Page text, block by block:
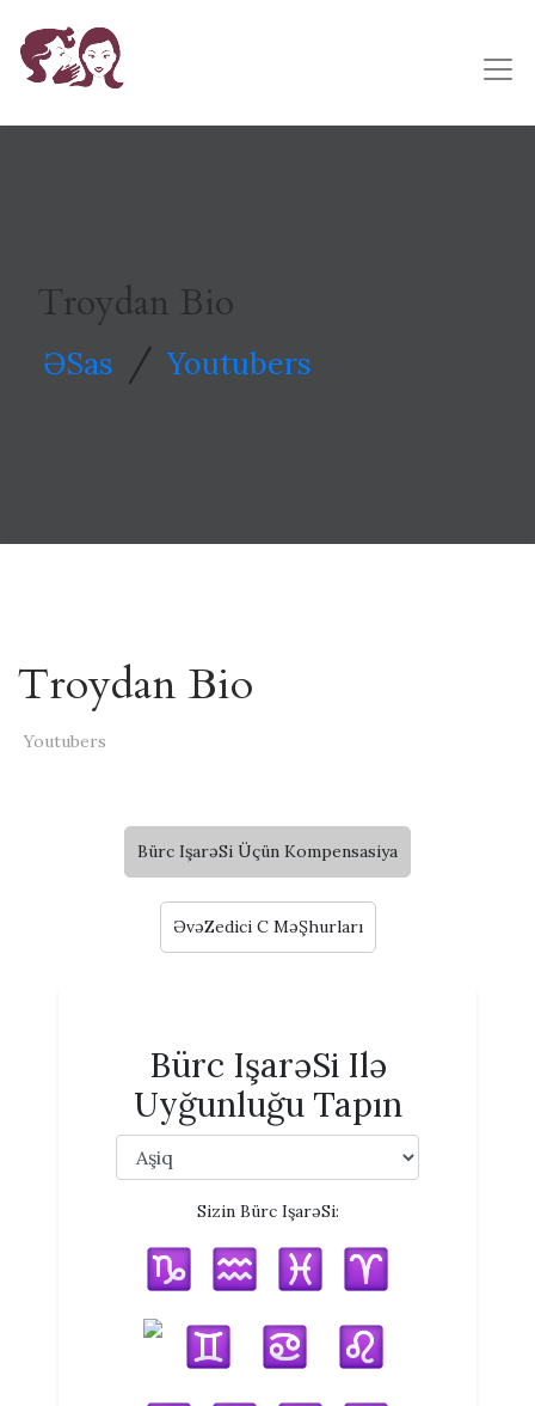
Troydan Bio
ƏSas / Youtubers
Troydan Bio
Youtubers
Bürc IşarəSi Üçün Kompensasiya
ƏvəZedici C MəŞhurları
Bürc IşarəSi Ilə
Uyğunluğu Tapın
Sizin Bürc IşarəSi: